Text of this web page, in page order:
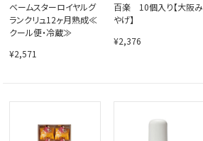
ベームスターロイヤルグ
ランクリュ12ヶ月熟成≪
クール便・冷蔵≫
¥2,571
百楽 10個入り【大阪み
やげ】
¥2,376